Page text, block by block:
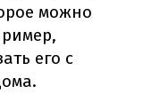
можно
его с